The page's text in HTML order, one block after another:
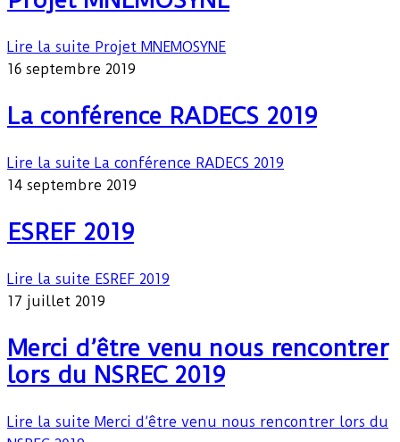
Lire la suite Projet MNEMOSYNE
16 septembre 2019
La conférence RADECS 2019
Lire la suite La conférence RADECS 2019
14 septembre 2019
ESREF 2019
Lire la suite ESREF 2019
17 juillet 2019
Merci d’être venu nous rencontrer
lors du NSREC 2019
Lire la suite Merci d’être venu nous rencontrer lors du